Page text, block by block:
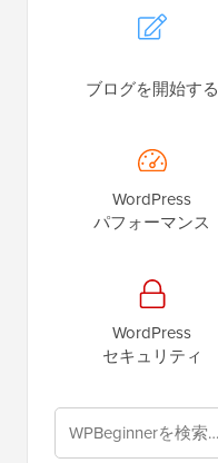
ブログを開始する
WordPress
パフォーマンス
WordPress
セキュリティ